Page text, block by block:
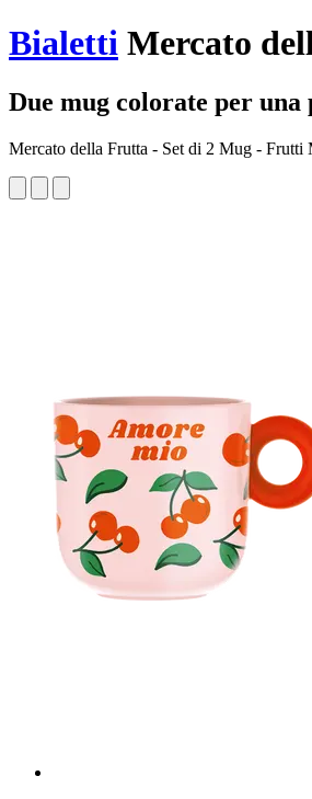
Bialetti Mercato
Due mug colorate per una
Mercato della Frutta - Set di 2 Mug - Frutti